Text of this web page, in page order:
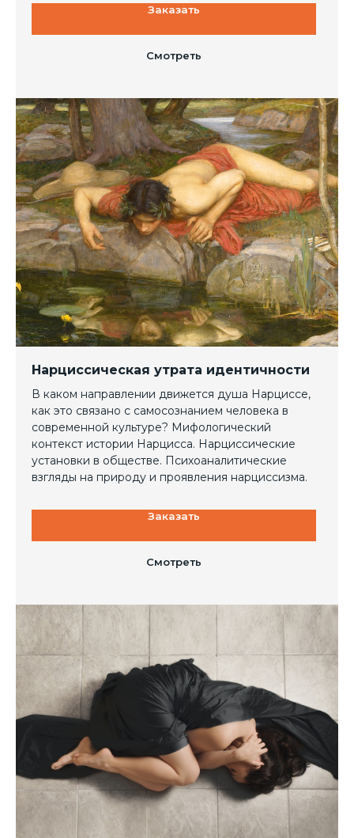
Заказать
Смотреть
Нарциссическая утрата идентичности
В каком направлении движется душа Нарциссе,
как это связано с самосознанием человека в
современной культуре? Мифологический
контекст истории Нарцисса. Нарциссические
установки в обществе. Психоаналитические
взгляды на природу и проявления нарциссизма.
Заказать
Смотреть